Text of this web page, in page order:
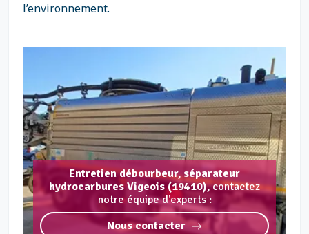
l’environnement.
Entretien débourbeur, séparateur
hydrocarbures Vigeois (19410),contactez
notre équipe d'experts :
Nous contacter